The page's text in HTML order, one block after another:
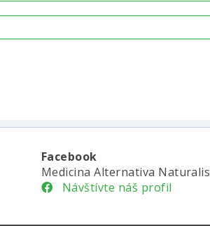
Facebook
Medicina Alternativa Naturalis
Návštívte náš profil